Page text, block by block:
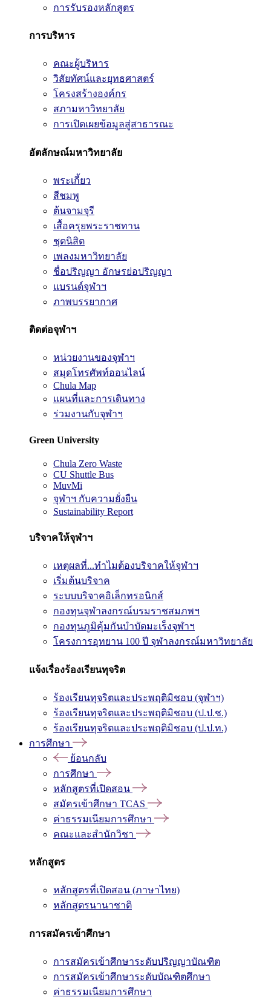
การรับรองหลักสูตร
การบริหาร
คณะผู้บริหาร
วิสัยทัศน์และยุทธศาสตร์
โครงสร้างองค์กร
สภามหาวิทยาลัย
การเปิดเผยข้อมูลสู่สาธารณะ
อัตลักษณ์มหาวิทยาลัย
พระเกี้ยว
สีชมพู
ต้นจามจุรี
เสื้อครุยพระราชทาน
ชุดนิสิต
เพลงมหาวิทยาลัย
ชื่อปริญญา อักษรย่อปริญญา
แบรนด์จุฬาฯ
ภาพบรรยากาศ
ติดต่อจุฬาฯ
หน่วยงานของจุฬาฯ
สมุดโทรศัพท์ออนไลน์
Chula Map
แผนที่และการเดินทาง
ร่วมงานกับจุฬาฯ
Green University
Chula Zero Waste
CU Shuttle Bus
MuvMi
จุฬาฯ กับความยั่งยืน
Sustainability Report
บริจาคให้จุฬาฯ
เหตุผลที่...ทำไมต้องบริจาคให้จุฬาฯ
เริ่มต้นบริจาค
ระบบบริจาคอิเล็กทรอนิกส์
กองทุนจุฬาลงกรณ์บรมราชสมภพฯ
กองทุนภูมิคุ้มกันบำบัดมะเร็งจุฬาฯ
โครงการอุทยาน 100 ปี จุฬาลงกรณ์มหาวิทยาลัย
แจ้งเรื่องร้องเรียนทุจริต
ร้องเรียนทุจริตและประพฤติมิชอบ (จุฬาฯ)
ร้องเรียนทุจริตและประพฤติมิชอบ (ป.ป.ช.)
ร้องเรียนทุจริตและประพฤติมิชอบ (ป.ป.ท.)
การศึกษา
ย้อนกลับ
การศึกษา
หลักสูตรที่เปิดสอน
สมัครเข้าศึกษา TCAS
ค่าธรรมเนียมการศึกษา
คณะและสำนักวิชา
หลักสูตร
หลักสูตรที่เปิดสอน (ภาษาไทย)
หลักสูตรนานาชาติ
การสมัครเข้าศึกษา
การสมัครเข้าศึกษาระดับปริญญาบัณฑิต
การสมัครเข้าศึกษาระดับบัณฑิตศึกษา
ค่าธรรมเนียมการศึกษา